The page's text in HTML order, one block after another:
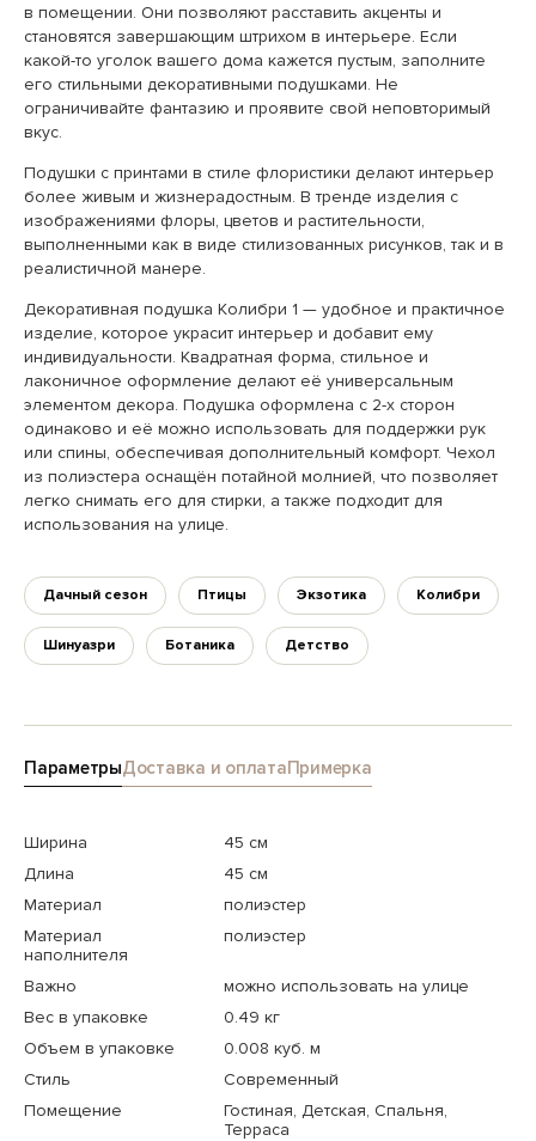
в помещении. Они позволяют расставить акценты и
становятся завершающим штрихом в интерьере. Если
какой-то уголок вашего дома кажется пустым, заполните
его стильными декоративными подушками. Не
ограничивайте фантазию и проявите свой неповторимый
вкус.
Подушки с принтами в стиле флористики делают интерьер
более живым и жизнерадостным. В тренде изделия с
изображениями флоры, цветов и растительности,
выполненными как в виде стилизованных рисунков, так и в
реалистичной манере.
Декоративная подушка Колибри 1 — удобное и практичное
изделие, которое украсит интерьер и добавит ему
индивидуальности. Квадратная форма, стильное и
лаконичное оформление делают её универсальным
элементом декора. Подушка оформлена с 2-х сторон
одинаково и её можно использовать для поддержки рук
или спины, обеспечивая дополнительный комфорт. Чехол
из полиэстера оснащён потайной молнией, что позволяет
легко снимать его для стирки, а также подходит для
использования на улице.
Дачный сезон Птицы Экзотика Колибри
Шинуазри Ботаника Детство
ПараметрыДоставка и оплатаПримерка
Ширина
45 см
Длина
45 см
Материал
полиэстер
Материал
наполнителя
полиэстер
Важно
можно использовать на улице
Вес в упаковке
0.49 кг
Объем в упаковке
0.008 куб. м
Стиль
Современный
Помещение
Гостиная, Детская, Спальня,
Терраса